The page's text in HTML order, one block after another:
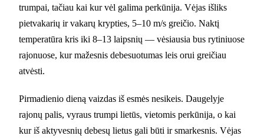
trumpai, tačiau kai kur vėl galima perkūnija. Vėjas išliks
pietvakarių ir vakarų krypties, 5–10 m/s greičio. Naktį
temperatūra kris iki 8–13 laipsnių — vėsiausia bus rytiniuose
rajonuose, kur mažesnis debesuotumas leis orui greičiau
atvėsti.
Pirmadienio dieną vaizdas iš esmės nesikeis. Daugelyje
rajonų palis, vyraus trumpi lietūs, vietomis perkūnija, o kai
kur iš aktyvesnių debesų lietus gali būti ir smarkesnis. Vėjas